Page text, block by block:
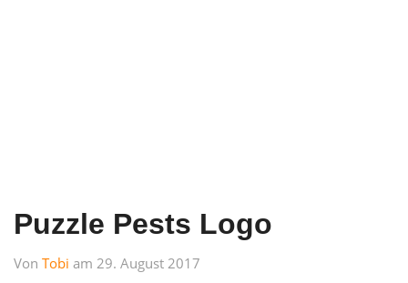
Puzzle Pests Logo
Von Tobi am 29. August 2017